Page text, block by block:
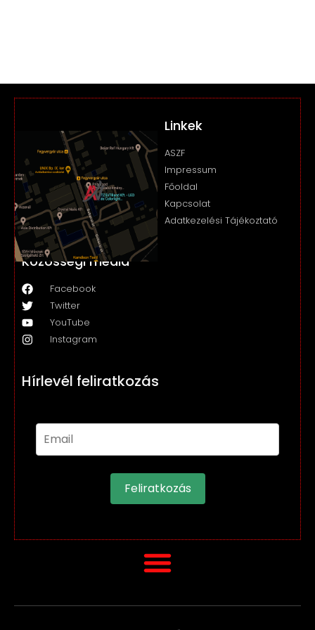
Linkek
ASZF
Impressum
Főoldal
Kapcsolat
Adatkezelési Tájékoztató
Közösségi média
Facebook
Twitter
YouTube
Instagram
Hírlevél feliratkozás
Feliratkozás